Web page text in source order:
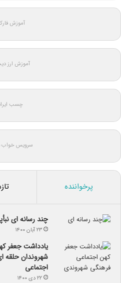
آموزش
آموزش ارز
چسب
سرویس خواب
پرخواننده
چند رسانه ای
۲۳ آبان ۱۴۰۰
یادداشت جعفر
شهروندان حلقه
اجتماعی
۲۲ دی ۱۴۰۰